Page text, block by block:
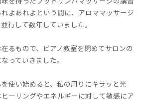
よあれよという間に、アロママッサージ
行して数年していました。
るもので、ピアノ教室を閉めてサロンの
っていきました。
使い始めると、私の周りにキラッと光
ーリングやエネルギーに対して敏感にア